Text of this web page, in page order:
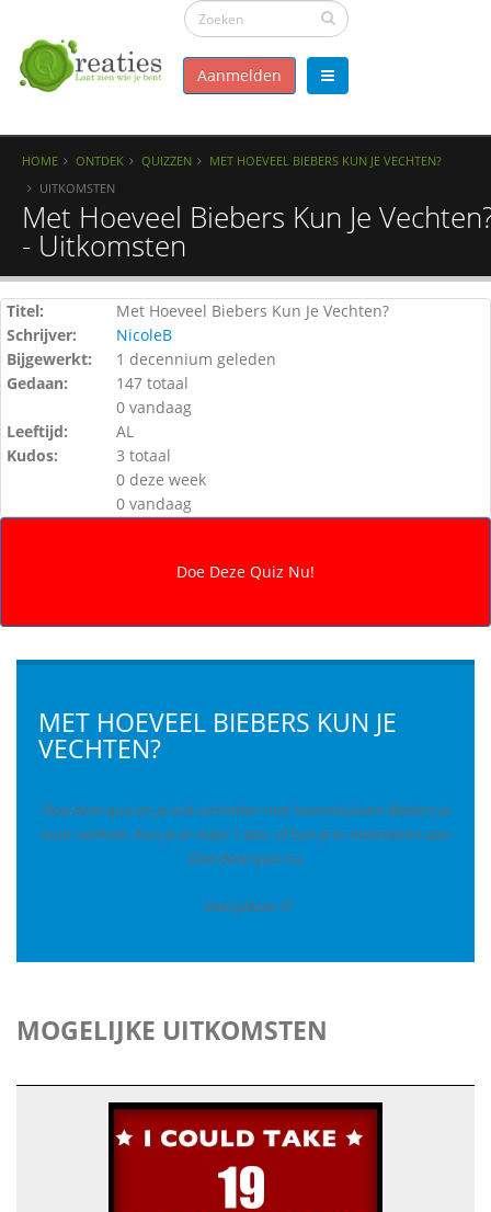
Aanmelden
HOME ONTDEK QUIZZEN
MET HOEVEEL BIEBERS KUN JE VECHTEN?
UITKOMSTEN
Met Hoeveel Biebers Kun Je
- Uitkomsten
Titel:
Met Hoeveel Biebers Kun Je Vechten?
Schrijver:
NicoleB
Bijgewerkt:
1 decennium geleden
Gedaan:
147 totaal
0 vandaag
Leeftijd:
AL
Kudos:
3 totaal
0 deze week
0 vandaag
MET HOEVEEL BIEBERS KUN JE
VECHTEN?
Doe deze quiz en je zult uitvinden met hoeveel Justin Biebers je
kunt vechten. Kun je er maar 1 aan, of kun je er meerderen aan.
Doe deze quiz nu.
Veel plezier !!!
MOGELIJKE UITKOMSTEN